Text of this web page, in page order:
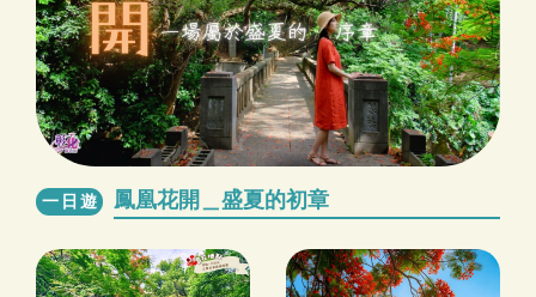
一日遊 鳳凰花開＿盛夏的初章